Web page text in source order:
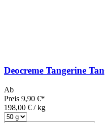
Deocreme Tangerine
Ab
Preis 9,90 €*
198,00 € / kg